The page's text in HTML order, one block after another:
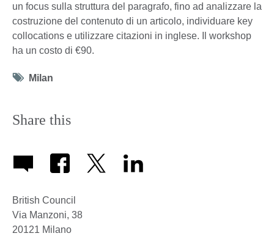
un focus sulla struttura del paragrafo, fino ad analizzare la
costruzione del contenuto di un articolo, individuare key
collocations e utilizzare citazioni in inglese. Il workshop
ha un costo di €90.
Tag
Milan
Share this
British Council
Via Manzoni, 38
20121 Milano